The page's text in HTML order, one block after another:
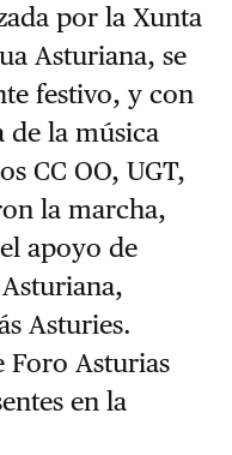
por la Xunta
Asturiana, se
festivo, y con
de la música
CC OO, UGT,
la marcha,
apoyo de
Asturies.
Foro Asturias
en la